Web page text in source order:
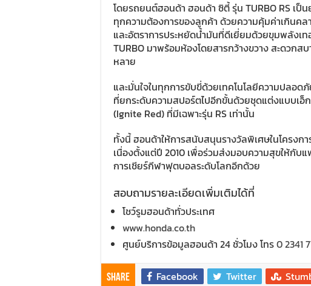
โดยรถยนต์ฮอนด้า ฮอนด้า ซิตี้ รุ่น TURBO RS เ
ทุกความต้องการของลูกค้า ด้วยความคุ้มค่าเกินค
และอัตราการประหยัดน้ำมันที่ดีเยี่ยมด้วยขุมพลังเท
TURBO มาพร้อมห้องโดยสารกว้างขวาง สะดวก
หลาย
และมั่นใจในทุกการขับขี่ด้วยเทคโนโลยีความปลอ
ที่ยกระดับความสปอร์ตไปอีกขั้นด้วยชุดแต่งแบบเ
(Ignite Red) ที่มีเฉพาะรุ่น RS เท่านั้น
ทั้งนี้ ฮอนด้าให้การสนับสนุนรางวัลพิเศษในโครง
เนื่องตั้งแต่ปี 2010 เพื่อร่วมส่งมอบความสุขให้กับ
การเชียร์กีฬาฟุตบอลระดับโลกอีกด้วย
สอบถามรายละเอียดเพิ่มเติมได้ที่
โชว์รูมฮอนด้าทั่วประเทศ
www.honda.co.th
ศูนย์บริการข้อมูลฮอนด้า 24 ชั่วโมง โทร0 2341
Share Facebook Twitter